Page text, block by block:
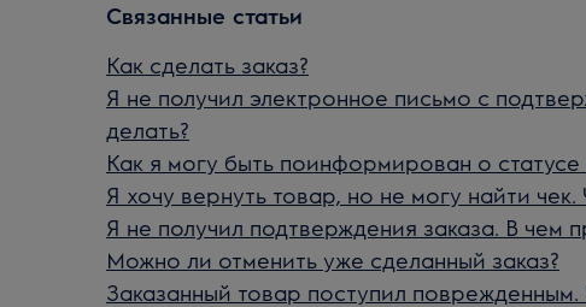
Связанные статьи
Как сделать заказ?
Я не получил электронное письмо с
делать?
Как я могу быть поинформирован о статусе
Я хочу вернуть товар, но не могу найти чек.
Я не получил подтверждения заказа. В чем
Можно ли отменить уже сделанный заказ?
Заказанный товар поступил поврежденным.